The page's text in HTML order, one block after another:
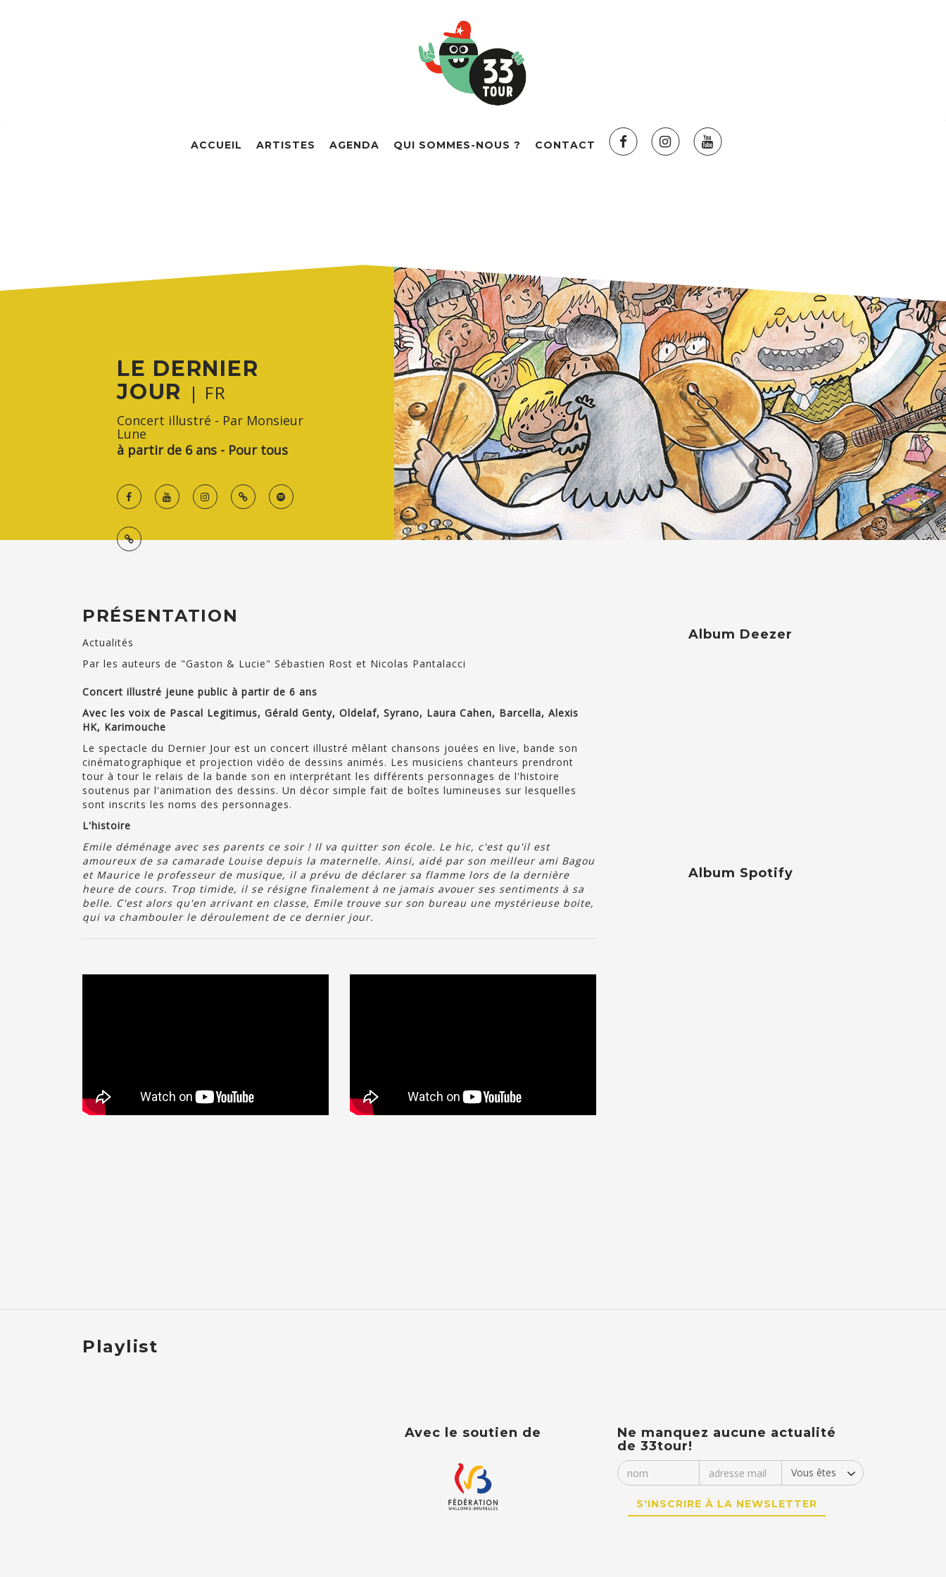
ACCUEIL ARTISTES AGENDA QUI SOMMES-NOUS ? CONTACT
LE DERNIER
JOUR | FR
Concert illustré - Par Monsieur
Lune
à partir de 6 ans - Pour tous
PRÉSENTATION
Actualités
Par les auteurs de "Gaston & Lucie" Sébastien Rost et Nicolas Pantalacci
Concert illustré jeune public à partir de 6 ans
Avec les voix de Pascal Legitimus, Gérald Genty, Oldelaf, Syrano, Laura Cahen, Barcella, Alexis
HK, Karimouche
Le spectacle du Dernier Jour est un concert illustré mêlant chansons jouées en live, bande son
cinématographique et projection vidéo de dessins animés. Les musiciens chanteurs prendront
tour à tour le relais de la bande son en interprétant les différents personnages de l'histoire
soutenus par l'animation des dessins. Un décor simple fait de boîtes lumineuses sur lesquelles
sont inscrits les noms des personnages.
L'histoire
Emile déménage avec ses parents ce soir ! Il va quitter son école. Le hic, c'est qu'il est
amoureux de sa camarade Louise depuis la maternelle. Ainsi, aidé par son meilleur ami Bagou
et Maurice le professeur de musique, il a prévu de déclarer sa flamme lors de la dernière
heure de cours. Trop timide, il se résigne finalement à ne jamais avouer ses sentiments à sa
belle. C'est alors qu'en arrivant en classe, Emile trouve sur son bureau une mystérieuse boite,
qui va chambouler le déroulement de ce dernier jour.
Album Deezer
Album Spotify
Playlist
Avec le soutien de
Ne manquez aucune actualité
de 33tour!
S'INSCRIRE À LA NEWSLETTER